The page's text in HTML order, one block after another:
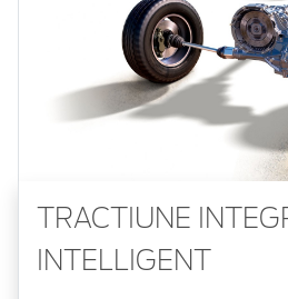
TRACTIUNE
INTELLIGENT